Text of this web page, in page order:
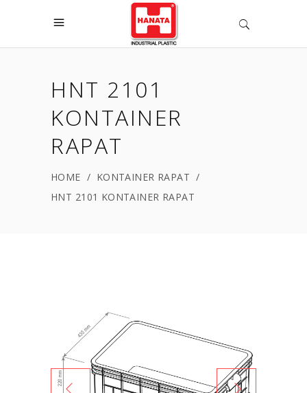
HNT 2101
KONTAINER
RAPAT
HOME / KONTAINER RAPAT /
HNT 2101 KONTAINER RAPAT